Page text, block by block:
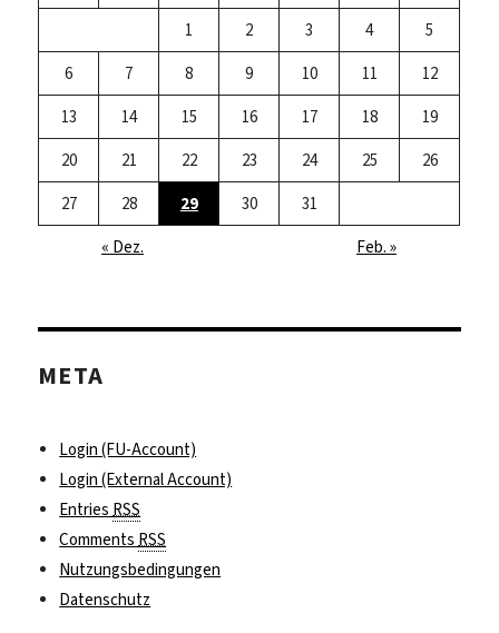
1
2 3 4
5
6
7 8 9 10 11
12
13
14 15 16 17 18
19
20
21 22 23 24 25
26
27
28 29 30
31
« Dez.
Feb. »
META
Login (FU-Account)
Login (External Account)
Entries RSS
Comments RSS
Nutzungsbedingungen
Datenschutz